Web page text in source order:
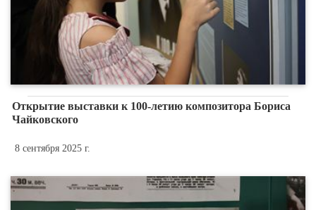
Открытие выставки к 100-летию композитора Бориса
Чайковского
8 сентября 2025 г.